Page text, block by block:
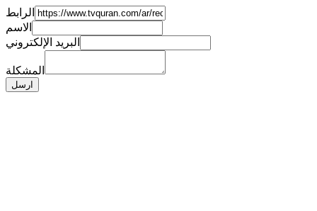
الرابط
الاسم
البريد الإلكتروني
المشكلة
ارسل